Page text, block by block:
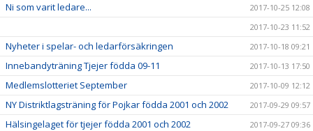
Ni som varit ledare...
2017-10-25 12:08
2017-10-23 11:52
Nyheter i spelar- och ledarförsäkringen 2017-10-18 09:21
Innebandyträning Tjejer födda 09-11 2017-10-13 17:50
Medlemslotteriet September 2017-10-09 12:12
NY Distriktlagsträning för Pojkar födda 2001 och 2002 2017-09-29 09:57
Hälsingelaget för tjejer födda 2001 och 2002 2017-09-27 09:36